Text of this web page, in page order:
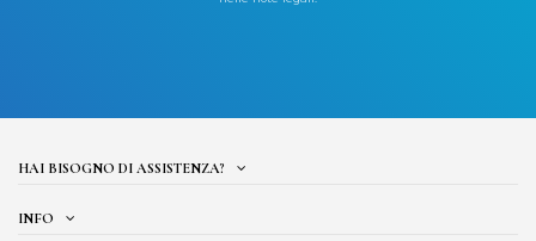
HAI BISOGNO DI ASSISTENZA?
INFO